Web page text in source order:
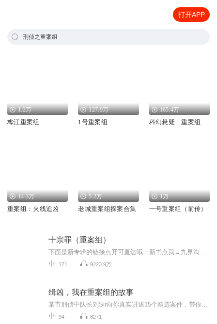
打开APP
刑侦之重案组
1.2万
桦江重案组
127.9万
1号重案组
165.4万
科幻悬疑｜重案组
14.3万
重案组：火线追凶
5.2万
老城重案组探案合集
1万
一号重案组（前传）
十宗罪（重案组）
171 9223.9万
缉凶，我在重案组的故事
94 8271